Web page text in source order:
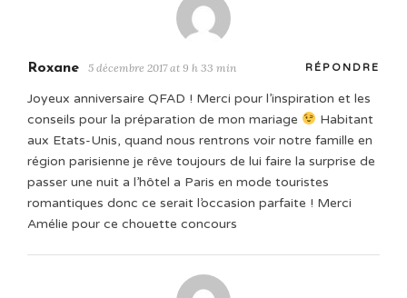
Roxane 5 décembre 2017 at 9 h 33 min RÉPONDRE
Joyeux anniversaire QFAD ! Merci pour l’inspiration et les
conseils pour la préparation de mon mariage
Habitant
aux Etats-Unis, quand nous rentrons voir notre famille en
région parisienne je rêve toujours de lui faire la surprise de
passer une nuit a l’hôtel a Paris en mode touristes
romantiques donc ce serait l’occasion parfaite ! Merci
Amélie pour ce chouette concours